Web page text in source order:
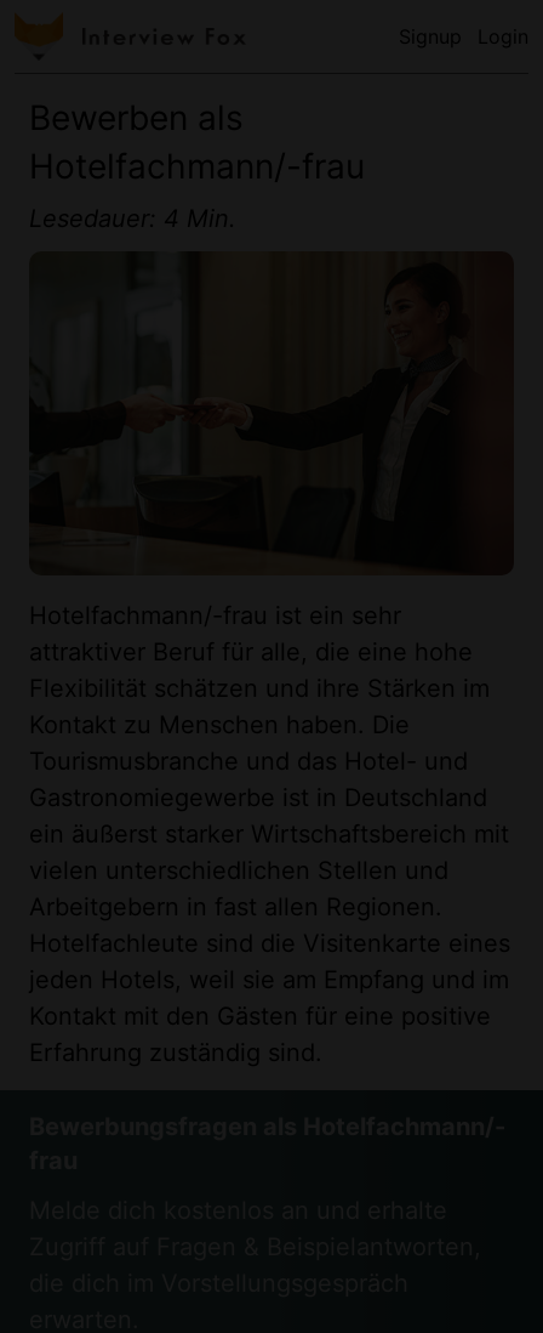
Signup Login
Bewerben als
Hotelfachmann/-frau
Lesedauer: 4 Min.
Hotelfachmann/-frau ist ein sehr
attraktiver Beruf für alle, die eine hohe
Flexibilität schätzen und ihre Stärken im
Kontakt zu Menschen haben. Die
Tourismusbranche und das Hotel- und
Gastronomiegewerbe ist in Deutschland
ein äußerst starker Wirtschaftsbereich mit
vielen unterschiedlichen Stellen und
Arbeitgebern in fast allen Regionen.
Hotelfachleute sind die Visitenkarte eines
jeden Hotels, weil sie am Empfang und im
Kontakt mit den Gästen für eine positive
Erfahrung zuständig sind.